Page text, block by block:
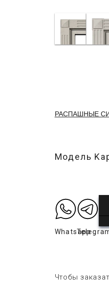
РАСПАШНЫЕ
Модель
Whatsapp
Чтобы